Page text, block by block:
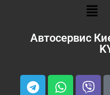
Автосервис